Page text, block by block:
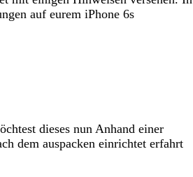
auf eurem iPhone 6s
dieses nun Anhand einer
dem auspacken einrichtet erfahrt